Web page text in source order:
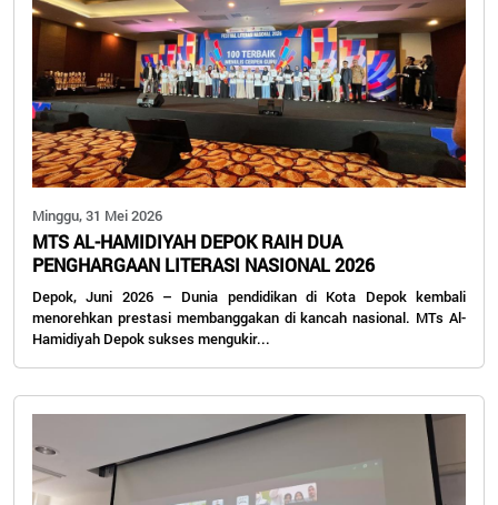
Minggu, 31 Mei 2026
MTS AL-HAMIDIYAH DEPOK RAIH DUA
PENGHARGAAN LITERASI NASIONAL 2026
Depok, Juni 2026 – Dunia pendidikan di Kota Depok kembali
menorehkan prestasi membanggakan di kancah nasional. MTs Al-
Hamidiyah Depok sukses mengukir...